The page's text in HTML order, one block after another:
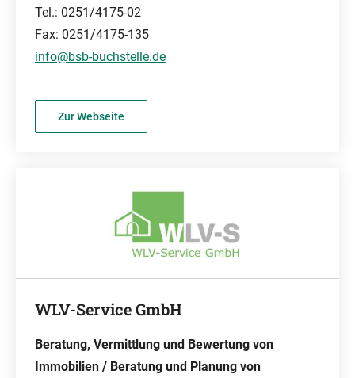
Tel.: 0251/4175-02
Fax: 0251/4175-135
info@bsb-buchstelle.de
Zur Webseite
WLV-Service GmbH
Beratung, Vermittlung und Bewertung von
Immobilien / Beratung und Planung von